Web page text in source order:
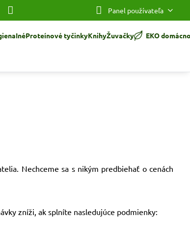
Panel používateľa
InéProteínové tyčinkyKnihyŽuvačky EKO
Nechceme sa s nikým predbiehať o cenách
zníži, ak splníte nasledujúce podmienky: